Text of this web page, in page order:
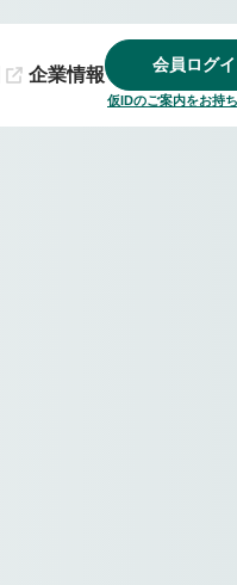
企業情報 会員ログ
仮IDのご案内をお持